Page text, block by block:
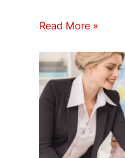
Read More »